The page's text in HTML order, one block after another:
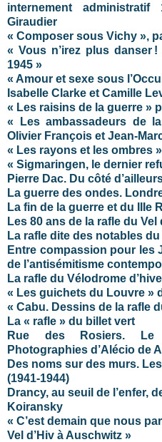
internement
Giraudier
« Composer sous Vichy »,
« Vous n’irez plus danser
1945 »
« Amour et sexe sous
Isabelle Clarke et Camille
« Les raisins de la guerre »
« Les ambassadeurs de
Olivier François et Jean-
« Les rayons et les ombres
« Sigmaringen, le dernier
Pierre Dac. Du côté
La guerre des ondes.
La fin de la guerre et du IIIe
Les 80 ans de la rafle du Vel
La rafle dite des notables
Entre compassion pour les
de l’antisémitisme
La rafle du Vélodrome
« Les guichets du Louvre »
« Cabu. Dessins de la rafle
La « rafle » du billet vert
Rue des Rosiers. Le
Photographies d’Alécio de
Des noms sur des murs.
(1941-1944)
Drancy, au seuil de l’enfer,
Koiransky
« C’est demain que nous
Vel d’Hiv à Auschwitz »